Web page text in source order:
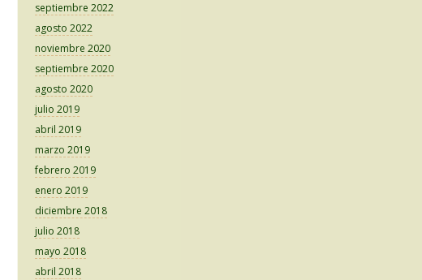
septiembre 2022
agosto 2022
noviembre 2020
septiembre 2020
agosto 2020
julio 2019
abril 2019
marzo 2019
febrero 2019
enero 2019
diciembre 2018
julio 2018
mayo 2018
abril 2018